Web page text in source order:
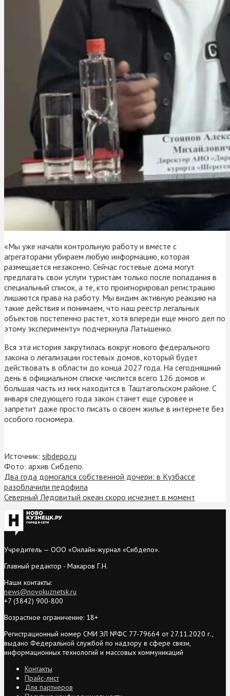
«Мы уже начали контрольную работу и вместе с
агрегаторами убираем любую информацию, которая
размещается незаконно. Сейчас гостевые дома могут
предлагать свои услуги туристам только после попадания в
специальный список, а те, кто проигнорировал регистрацию
лишаются права на работу. Мы видим активную реакцию на
такие действия и понимаем, что наш реестр легальных
объектов постепенно растет, хотя впереди еще много дел по
этому эксперименту» подчеркнула Латышенко.
Вся эта история закрутилась вокруг нового федерального
закона о легализации гостевых домов, который будет
действовать в области до конца 2027 года. На сегодняшний
день в официальном списке числится всего 126 домов и
большая часть из них находится в Таштагольском районе. С
января следующего года закон станет еще суровее и
запретит даже просто писать о своем жилье в интернете без
особого госномера.
Источник: sibdepo.ru
Фото: архив Сибдепо.
Два года домогался собственной дочери: в Кузбассе
разоблачили педофила
Северный Ледовитый океан скоро исчезнет в момент
Учредитель — ООО «Онлайн-журнал «Сибдепо».
Главный редактор - Макаров Г.Н.
Наши контакты:
news@novokuznetsk.ru
+7 (3842) 900-800
Возрастное ограничение: 18+
Регистрационный номер СМИ ЭЛ №ФС 77-79664 от 27.11.2020 г.,
выдано Федеральной службой по надзору в сфере связи,
информационных технологий и массовых коммуникаций
Контакты
Прайс-лист
Для партнеров